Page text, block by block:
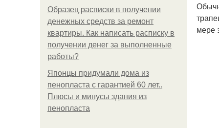
Образец расписки в получении
денежных средств за ремонт
квартиры. Как написать расписку в
получении денег за выполненные
работы?
Японцы придумали дома из
пенопласта с гарантией 60 лет..
Плюсы и минусы здания из
пенопласта
мере